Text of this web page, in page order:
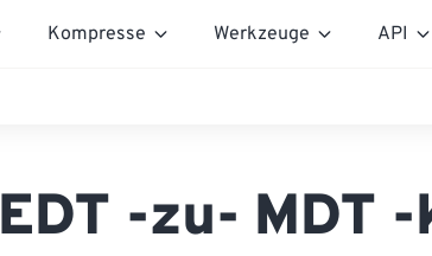
Kompresse Werkzeuge API
EDT -zu- MDT